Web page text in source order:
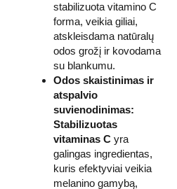
stabilizuota vitamino C
forma, veikia giliai,
atskleisdama natūralų
odos grožį ir kovodama
su blankumu.
Odos skaistinimas ir
atspalvio
suvienodinimas:
Stabilizuotas
vitaminas C yra
galingas ingredientas,
kuris efektyviai veikia
melanino gamybą,